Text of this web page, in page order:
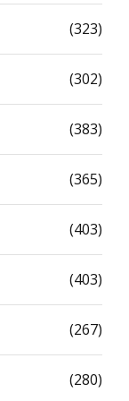
(323)
(302)
(383)
(365)
(403)
(403)
(267)
(280)